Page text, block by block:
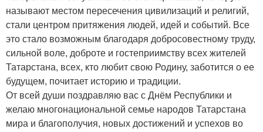
называют местом пересечения цивилизаций и религий,
стали центром притяжения людей, идей и событий. Все
это стало возможным благодаря добросовестному труду,
сильной воле, доброте и гостеприимству всех жителей
Татарстана, всех, кто любит свою Родину, заботится о ее
будущем, почитает историю и традиции.
От всей души поздравляю вас с Днём Республики и
желаю многонациональной семье народов Татарстана
мира и благополучия, новых достижений и успехов во